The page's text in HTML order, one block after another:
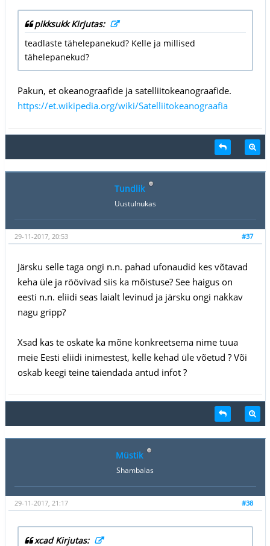
pikksukk Kirjutas:
teadlaste tähelepanekud? Kelle ja millised
tähelepanekud?
Pakun, et okeanograafide ja satelliitokeanograafide.
https://et.wikipedia.org/wiki/Satelliitokeanograafia
Tundlik
Uustulnukas
#37
29-11-2017, 20:53
Järsku selle taga ongi n.n. pahad ufonaudid kes võtavad
keha üle ja röövivad siis ka mõistuse? See haigus on
eesti n.n. eliidi seas laialt levinud ja järsku ongi nakkav
nagu gripp?
Xsad kas te oskate ka mõne konkreetsema nime tuua
meie Eesti eliidi inimestest, kelle kehad üle võetud ? Või
oskab keegi teine täiendada antud infot ?
Müstik
Shambalas
#38
29-11-2017, 21:17
xcad Kirjutas: